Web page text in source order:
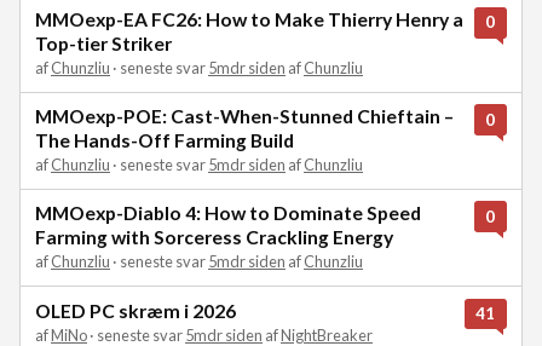
MMOexp-EA FC26: How to Make Thierry Henry a
Top-tier Striker
afChunzliu · seneste svar5mdr siden afChunzliu
0
MMOexp-POE: Cast-When-Stunned Chieftain –
The Hands-Off Farming Build
afChunzliu · seneste svar5mdr siden afChunzliu
0
MMOexp-Diablo 4: How to Dominate Speed
Farming with Sorceress Crackling Energy
afChunzliu · seneste svar5mdr siden afChunzliu
0
OLED PC skræm i 2026
afMiNo· seneste svar5mdr siden afNightBreaker
41